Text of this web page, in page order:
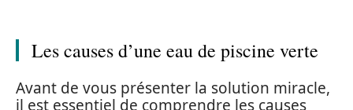
Les causes d’une eau de piscine verte
Avant de vous présenter la solution miracle,
il est essentiel de comprendre les causes